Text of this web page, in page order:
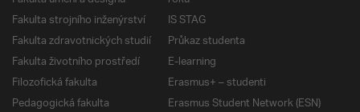
Fakulta strojního inženýrství
Fakulta zdravotnických studií
Fakulta životního prostředí
Filozofická fakulta
Pedagogická fakulta
IS STAG
Průkaz studenta
E-learning
Erasmus+ – studenti
Erasmus Student Network (ESN)